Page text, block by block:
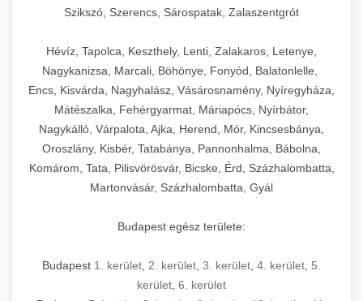
Szikszó, Szerencs, Sárospatak, Zalaszentgrót
Hévíz, Tapolca, Keszthely, Lenti, Zalakaros, Letenye,
Nagykanizsa, Marcali, Böhönye, Fonyód, Balatonlelle,
Encs, Kisvárda, Nagyhalász, Vásárosnamény, Nyíregyháza,
Mátészalka, Fehérgyarmat, Máriapócs, Nyírbátor,
Nagykálló, Várpalota, Ajka, Herend, Mór, Kincsesbánya,
Oroszlány, Kisbér, Tatabánya, Pannonhalma, Bábolna,
Komárom, Tata, Pilisvörösvár, Bicske, Érd, Százhalombatta,
Martonvásár, Százhalombatta, Gyál
Budapest egész területe:
Budapest 1. kerület 2. kerület 3. kerület 4. kerület 5.
kerület 6. kerület